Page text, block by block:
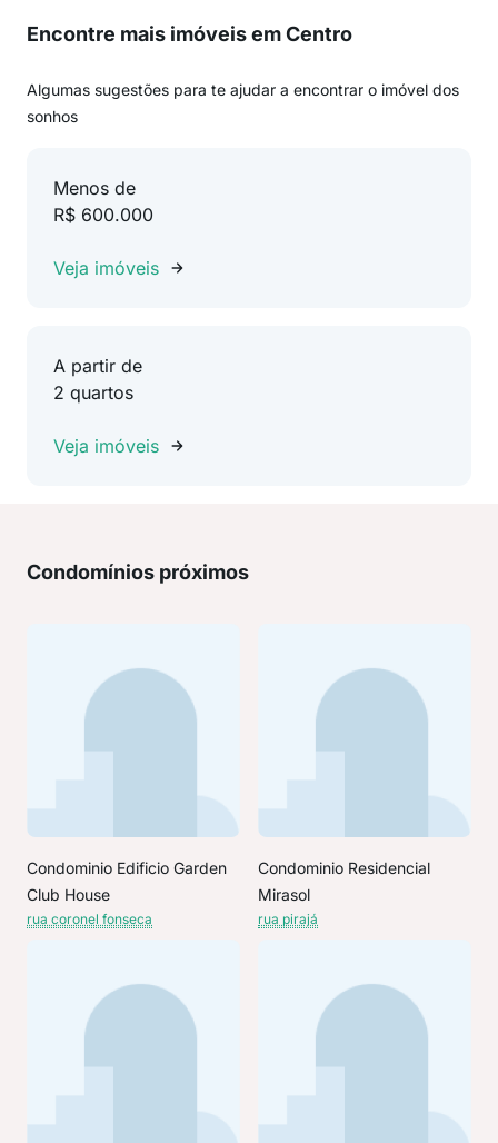
Encontre mais imóveis em Centro
Algumas sugestões para te ajudar a encontrar o imóvel dos
sonhos
Menos de
R$ 600.000
Veja imóveis
A partir de
2 quartos
Veja imóveis
Condomínios próximos
Condominio Edificio Garden
Club House
rua coronel fonseca
Condominio Residencial
Mirasol
rua pirajá